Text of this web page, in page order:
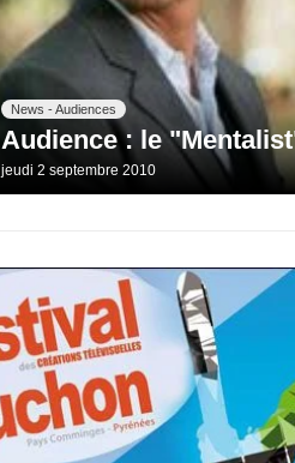
News - Audiences
Audience : le
jeudi 2 septembre 2010